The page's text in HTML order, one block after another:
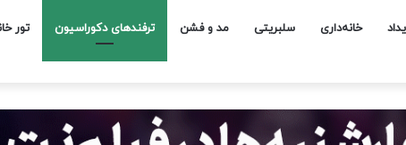
خانه‌داری سلبریتی مد و فشن ترفندهای دکوراسیون تور